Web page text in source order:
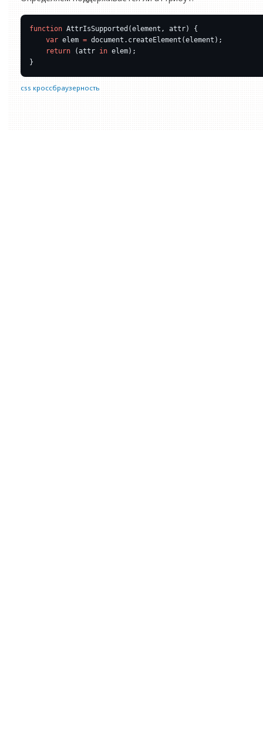
function
var elem =
return (attr in
css кроссбраузерность